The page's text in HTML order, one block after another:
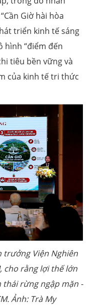
Giờ hài hòa
triển kinh tế sáng
hình “điểm đến
tiêu bền vững và
của kinh tế tri thức
trưởng Viện Nghiên
cho rằng lợi thế lớn
thái rừng ngập mặn -
Ảnh: Trà My